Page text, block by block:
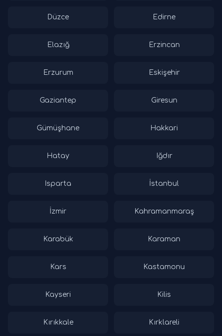
Düzce Edirne
Elazığ Erzincan
Erzurum Eskişehir
Gaziantep Giresun
Gümüşhane Hakkari
Hatay Iğdır
Isparta İstanbul
İzmir Kahramanmaraş
Karabük Karaman
Kars Kastamonu
Kayseri Kilis
Kırıkkale Kırklareli